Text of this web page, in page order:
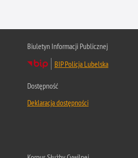
Biuletyn Informacji Publicznej
BIP Policja Lubelska
Dostępność
Deklaracja dostępności